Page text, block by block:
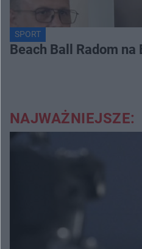
SPORT
Beach Ball Radom
NAJWAŻNIEJSZE: